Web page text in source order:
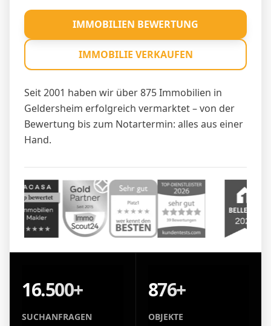
Seit 2001 haben wir über 875 Immobilien in
Geldersheim erfolgreich vermarktet – von der
Bewertung bis zum Notartermin: alles aus einer
Hand.
IMMOBILIEN BEWERTUNG
IMMOBILIE VERKAUFEN
16.500+
SUCHANFRAGEN
876+
OBJEKTE